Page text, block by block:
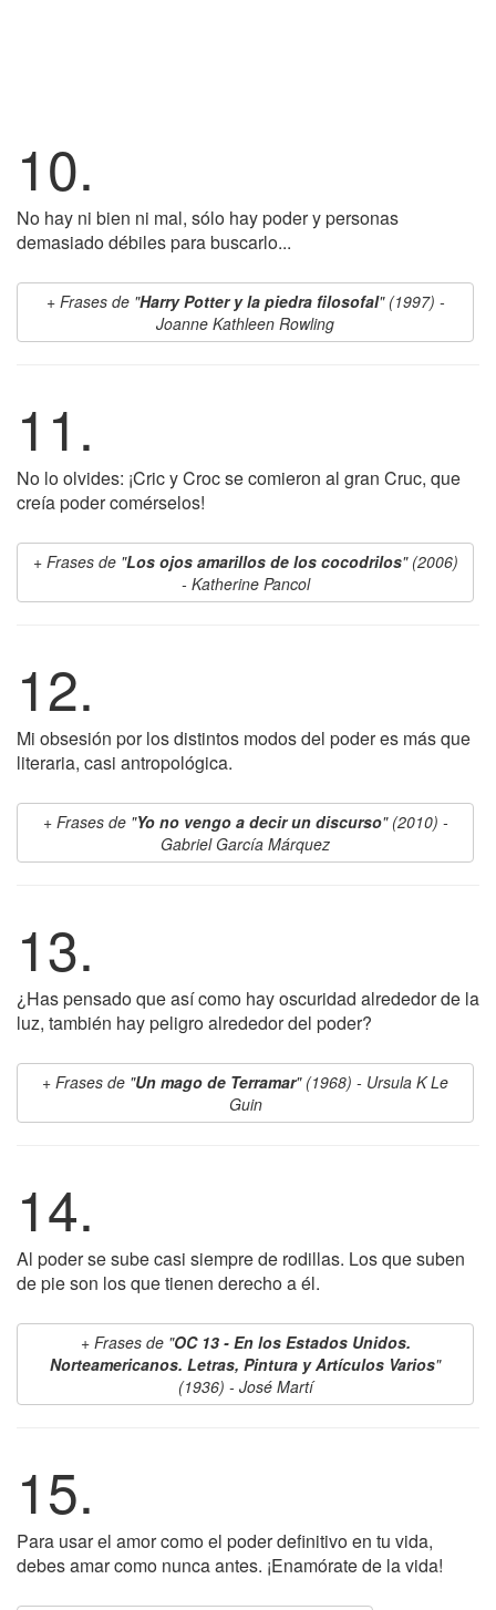
10.
No hay ni bien ni mal, sólo hay poder y personas
demasiado débiles para buscarlo...
Frases de "Harry Potter y la piedra filosofal" (1997) -
Joanne Kathleen Rowling
11.
No lo olvides: ¡Cric y Croc se comieron al gran Cruc, que
creía poder comérselos!
Frases de "Los ojos amarillos de los cocodrilos" (2006)
- Katherine Pancol
12.
Mi obsesión por los distintos modos del poder es más que
literaria, casi antropológica.
Frases de "Yo no vengo a decir un discurso" (2010) -
Gabriel García Márquez
13.
¿Has pensado que así como hay oscuridad alrededor de la
luz, también hay peligro alrededor del poder?
Frases de "Un mago de Terramar" (1968) - Ursula K Le
Guin
14.
Al poder se sube casi siempre de rodillas. Los que suben
de pie son los que tienen derecho a él.
Frases de "OC 13 - En los Estados Unidos.
Norteamericanos. Letras, Pintura y Artículos Varios"
(1936) - José Martí
15.
Para usar el amor como el poder definitivo en tu vida,
debes amar como nunca antes. ¡Enamórate de la vida!